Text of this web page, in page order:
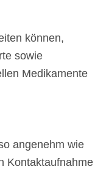
können,
sowie
Medikamente
angenehm wie
Kontaktaufnahme